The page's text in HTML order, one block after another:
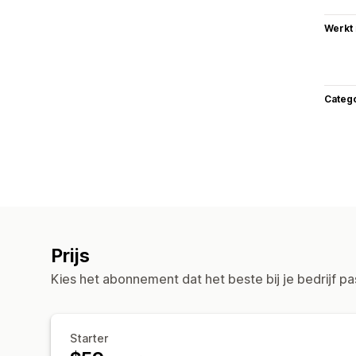
Werkt
Prijs
Kies het abonnement dat het beste bij je bedrijf
Starter